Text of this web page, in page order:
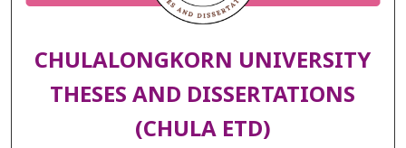
CHULALONGKORN UNIVERSITY
THESES AND DISSERTATIONS
(CHULA ETD)